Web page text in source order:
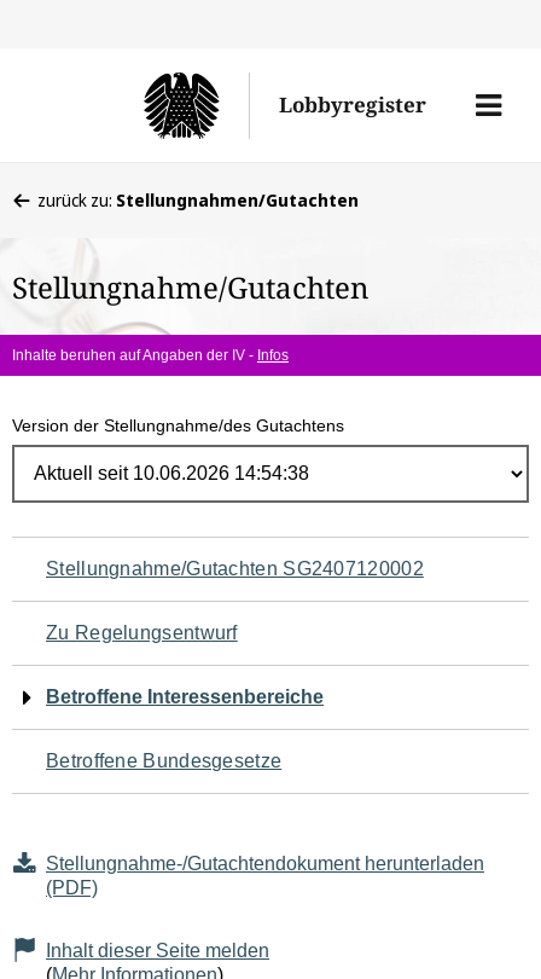
Lobbyregister
Menü
befinden
hier:
zurück zu: Stellungnahmen/Gutachten
Stellungnahme/Gutachten
Inhalte beruhen auf Angaben der IV - Infos
Version der Stellungnahme/des Gutachtens
Navigation
für
den
Seiteninhalt
Stellungnahme/Gutachten SG2407120002
Zu Regelungsentwurf
Betroffene Interessenbereiche
Betroffene Bundesgesetze
Stellungnahme-/Gutachtendokument herunterladen
(PDF)
Inhalt dieser Seite melden
(Mehr Informationen)